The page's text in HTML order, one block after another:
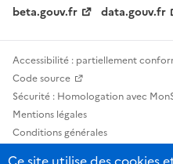
beta.gouv.fr data.gouv.fr
Accessibilité : partiellement
Code source
Sécurité : Homologation avec
Mentions légales
Conditions générales